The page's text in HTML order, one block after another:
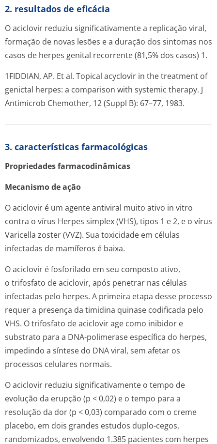
2. resultados de eficácia
O aciclovir reduziu significativamente a replicação viral,
formação de novas lesões e a duração dos sintomas nos
casos de herpes genital recorrente (81,5% dos casos) 1.
1FIDDIAN, AP. Et al. Topical acyclovir in the treatment of
genictal herpes: a comparison with systemic therapy. J
Antimicrob Chemother, 12 (Suppl B): 67–77, 1983.
3. características farmacológicas
Propriedades farmacodinâmicas
Mecanismo de ação
O aciclovir é um agente antiviral muito ativo in vitro
contra o vírus Herpes simplex(VHS), tipos 1 e 2, e o vírus
Varicella zoster(VVZ). Sua toxicidade em células
infectadas de mamíferos é baixa.
O aciclovir é fosforilado em seu composto ativo,
o trifosfato de aciclovir, após penetrar nas células
infectadas pelo herpes. A primeira etapa desse processo
requer a presença da timidina quinase codificada pelo
VHS. O trifosfato de aciclovir age como inibidor e
substrato para a DNA-polimerase específica do herpes,
impedindo a síntese do DNA viral, sem afetar os
processos celulares normais.
O aciclovir reduziu significativamente o tempo de
evolução da erupção (p < 0,02) e o tempo para a
resolução da dor (p < 0,03) comparado com o creme
placebo, em dois grandes estudos duplo-cegos,
randomizados, envolvendo 1.385 pacientes com herpes